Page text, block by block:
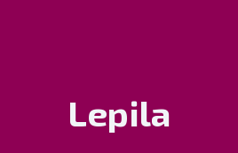
Lepila